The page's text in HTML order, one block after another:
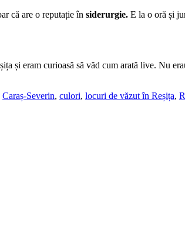
că are o reputație în siderurgie. E la o oră și
și eram curioasă să văd cum arată live. Nu
Caraș-Severin, culori, locuri de văzut în Reșița,